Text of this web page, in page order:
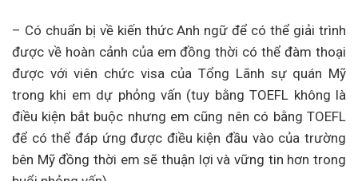
– Có chuẩn bị về kiến thức Anh ngữ để có thể giải trình
được về hoàn cảnh của em đồng thời có thể đàm thoại
được với viên chức visa của Tổng Lãnh sự quán Mỹ
trong khi em dự phỏng vấn (tuy bằng TOEFL không là
điều kiện bắt buộc nhưng em cũng nên có bằng TOEFL
để có thể đáp ứng được điều kiện đầu vào của trường
bên Mỹ đồng thời em sẽ thuận lợi và vững tin hơn trong